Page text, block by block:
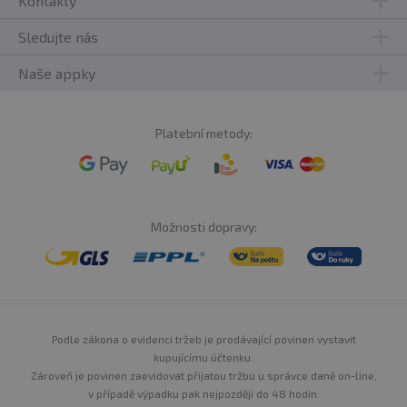
Sledujte nás
Naše appky
Platební metody:
Možnosti dopravy:
Podle zákona o evidenci tržeb je prodávající povinen vystavit
kupujícímu účtenku.
Zároveň je povinen zaevidovat přijatou tržbu u správce daně on-line,
v případě výpadku pak nejpozději do 48 hodin.